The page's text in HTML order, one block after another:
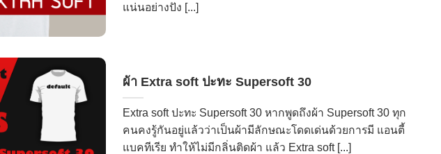
แน่นอย่างปัง [...]
ผ้า Extra soft ปะทะ Supersoft 30
Extra soft ปะทะ Supersoft 30 หากพูดถึงผ้า Supersoft 30 ทุก
คนคงรู้กันอยู่แล้วว่าเป็นผ้ามีลักษณะโดดเด่นด้วยการมี แอนตี้
แบคทีเรีย ทำให้ไม่มีกลิ่นติดผ้า แล้ว Extra soft [...]